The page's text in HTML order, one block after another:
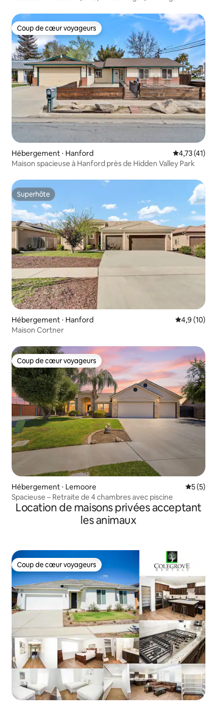
Coup de cœur voyageurs
Coup de cœur voyageurs
Hébergement ⋅ Hanford Évaluation
4,73 (41)
Maison spacieuse à Hanford près de Hidden Valley Park
Superhôte
Superhôte
Hébergement ⋅ Hanford Évaluation
4,9 (10)
Maison Cortner
Coup de cœur voyageurs
Coup de cœur voyageurs
Hébergement ⋅ Lemoore
5 (5)
Spacieuse – Retraite de 4 chambres avec piscine
Location de maisons privées acceptant
les animaux
Coup de cœur voyageurs
Coup de cœur voyageurs